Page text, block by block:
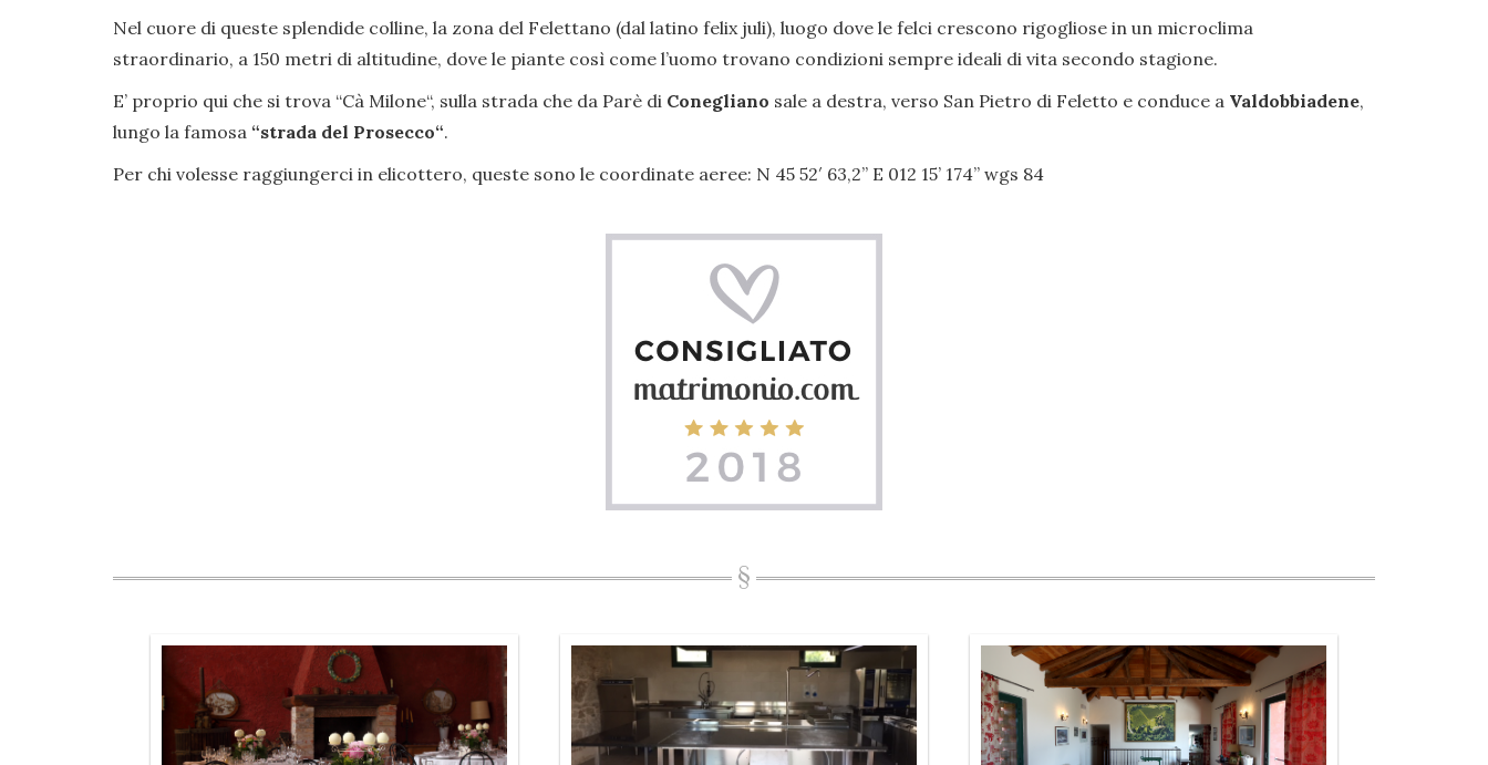
Nel cuore di queste splendide colline, la zona del Felettano (dal latino felix juli), luogo dove le felci crescono rigogliose in un microclima
straordinario, a 150 metri di altitudine, dove le piante così come l’uomo trovano condizioni sempre ideali di vita secondo stagione.
E’ proprio qui che si trova “Cà Milone“, sulla strada che da Parè di Conegliano sale a destra, verso San Pietro di Feletto e conduce a Valdobbiadene,
lungo la famosa “strada del Prosecco“.
Per chi volesse raggiungerci in elicottero, queste sono le coordinate aeree: N 45 52′ 63,2” E 012 15’ 174’’ wgs 84